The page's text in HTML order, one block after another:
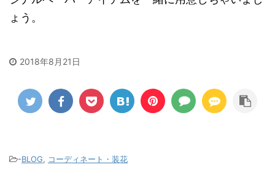
ょう。
2018年8月21日
-BLOG, コーディネート・装花